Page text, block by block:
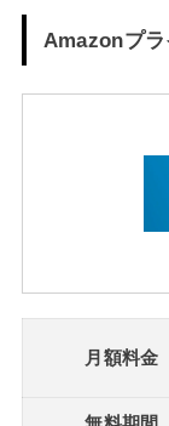
Amazonプ
月額料金